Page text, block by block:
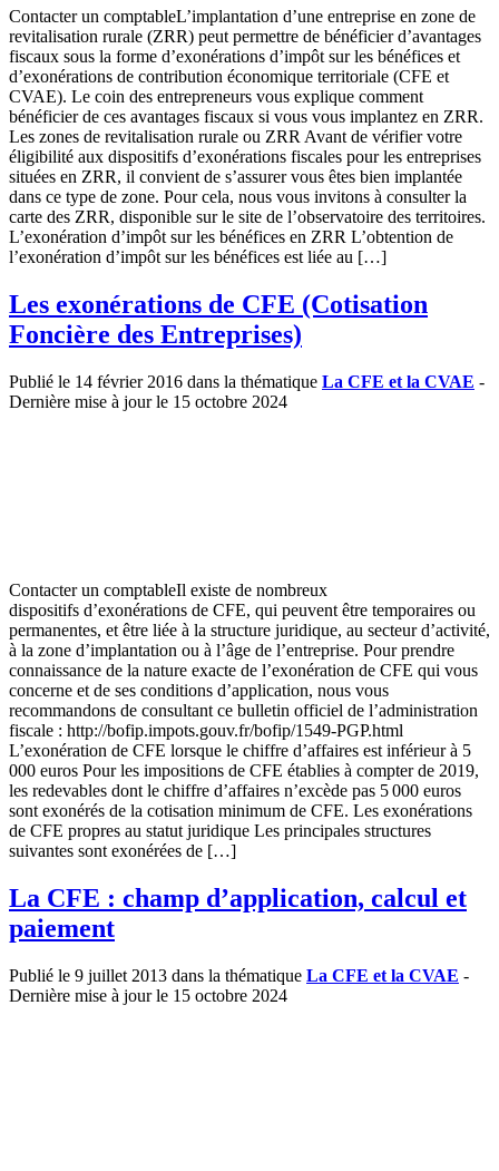
Contacter un comptableL’implantation d’une entreprise en zone de
revitalisation rurale (ZRR) peut permettre de bénéficier d’avantages
fiscaux sous la forme d’exonérations d’impôt sur les bénéfices et
d’exonérations de contribution économique territoriale (CFE et
CVAE). Le coin des entrepreneurs vous explique comment
bénéficier de ces avantages fiscaux si vous vous implantez en ZRR.
Les zones de revitalisation rurale ou ZRR Avant de vérifier votre
éligibilité aux dispositifs d’exonérations fiscales pour les entreprises
situées en ZRR, il convient de s’assurer vous êtes bien implantée
dans ce type de zone. Pour cela, nous vous invitons à consulter la
carte des ZRR, disponible sur le site de l’observatoire des territoires.
L’exonération d’impôt sur les bénéfices en ZRR L’obtention de
l’exonération d’impôt sur les bénéfices est liée au […]
Les exonérations de CFE (Cotisation
Foncière des Entreprises)
Publié le 14 février 2016 dans la thématique La CFE et la CVAE -
Dernière mise à jour le 15 octobre 2024
Contacter un comptableIl existe de nombreux
dispositifs d’exonérations de CFE, qui peuvent être temporaires ou
permanentes, et être liée à la structure juridique, au secteur d’activité,
à la zone d’implantation ou à l’âge de l’entreprise. Pour prendre
connaissance de la nature exacte de l’exonération de CFE qui vous
concerne et de ses conditions d’application, nous vous
recommandons de consultant ce bulletin officiel de l’administration
fiscale : http://bofip.impots.gouv.fr/bofip/1549-PGP.html
L’exonération de CFE lorsque le chiffre d’affaires est inférieur à 5
000 euros Pour les impositions de CFE établies à compter de 2019,
les redevables dont le chiffre d’affaires n’excède pas 5 000 euros
sont exonérés de la cotisation minimum de CFE. Les exonérations
de CFE propres au statut juridique Les principales structures
suivantes sont exonérées de […]
La CFE : champ d’application, calcul et
paiement
Publié le 9 juillet 2013 dans la thématique La CFE et la CVAE -
Dernière mise à jour le 15 octobre 2024